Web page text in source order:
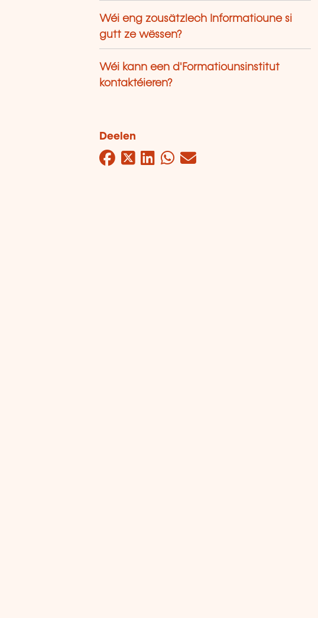
Wéi eng zousätzlech Informatioune si
gutt ze wëssen?
Wéi kann een d'Formatiounsinstitut
kontaktéieren?
Deelen
Facebook
Twitter
LinkedIn
WhatsApp
Mail